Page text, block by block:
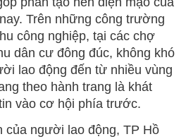
Trên những công trường
công nghiệp, tại các chợ
dân cư đông đúc, không khó
lao động đến từ nhiều vùng
theo hành trang là khát
vào cơ hội phía trước.
của người lao động, TP Hồ